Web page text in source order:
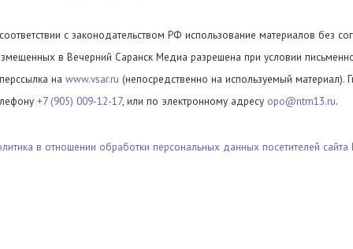
с законодательством РФ использование материалов без
в Вечерний Саранск Медиа разрешена при условии
на www.vsar.ru (непосредственно на используемый материал).
+7 (905) 009-12-17, или по электронному адресу opo@ntm13.ru.
в отношении обработки персональных данных посетителей